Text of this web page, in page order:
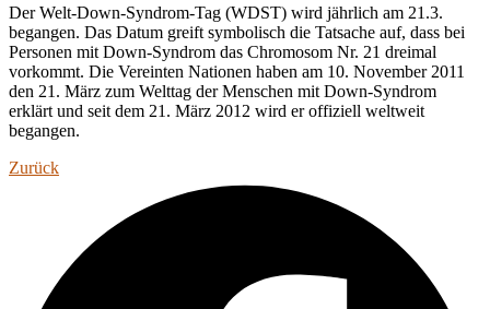
Der Welt-Down-Syndrom-Tag (WDST) wird jährlich am 21.3.
begangen. Das Datum greift symbolisch die Tatsache auf, dass bei
Personen mit Down-Syndrom das Chromosom Nr. 21 dreimal
vorkommt. Die Vereinten Nationen haben am 10. November 2011
den 21. März zum Welttag der Menschen mit Down-Syndrom
erklärt und seit dem 21. März 2012 wird er offiziell weltweit
begangen.
Zurück